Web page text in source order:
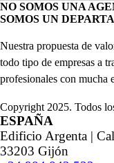
NO SOMOS UNA
SOMOS UN
Nuestra propuesta de
todo tipo de empresas a
profesionales con mucha
Copyright 2025. Todos
ESPAÑA
Edificio Argenta |
33203 Gijón